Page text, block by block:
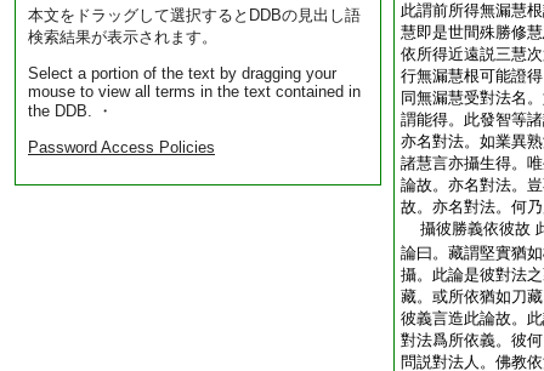
本文をドラッグして選択するとDDBの見出し語
検索結果が表示されます。
Select a portion of the text by dragging your
mouse to view all terms in the text contained in
the DDB. ・
Password Access Policies
此謂前所得無漏慧
慧即是世間殊勝修
依所得近遠説三慧
行無漏慧根可能證
同無漏慧受對法名
謂能得。此發智等
亦名對法。如業異
諸慧言亦攝生得。
論故。亦名對法。
故。亦名對法。何
攝彼勝義依彼故
論曰。藏謂堅實猶
攝。此論是彼對法
藏。或所依猶如刀
彼義言造此論故。
對法爲所依義。彼
問説對法人。佛教